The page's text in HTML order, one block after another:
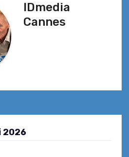
IDmedia
Cannes
2026